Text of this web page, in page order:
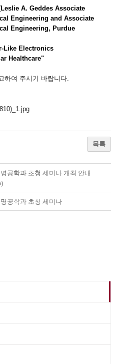
Leslie A. Geddes Associate
Engineering and Associate
Engineering, Purdue
Like Electronics
Healthcare"
하여 주시기 바랍니다.
목록
공학과 초청 세미나 개최 안내
공학과 초청 세미나